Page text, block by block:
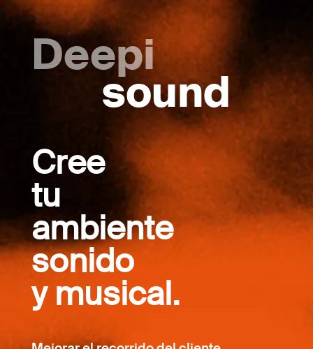
Cree
tu
ambiente
sonido
y musical.
Deepi
sound